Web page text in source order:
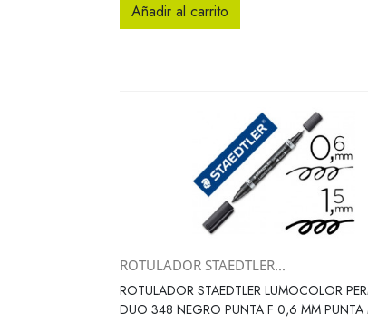
Añadir al carrito
 Vista rápida
ROTULADOR STAEDTLER...
ROTULADOR STAEDTLER LUMOCOLOR
DUO 348 NEGRO PUNTA F 0,6 MM PUNTA